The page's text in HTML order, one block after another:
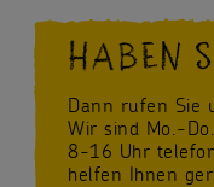
HABEN
Dann rufen Sie
Wir sind Mo.-
8-16 Uhr
helfen Ihnen